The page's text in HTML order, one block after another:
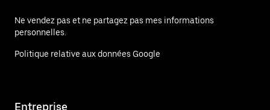
Ne vendez pas et ne partagez pas mes informations
personnelles.
Politique relative aux données Google
Entreprise